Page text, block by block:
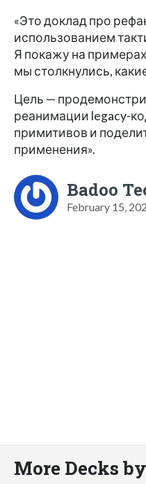
«Это доклад про
использованием
Я покажу на
мы столкнулись,
Цель —
реанимации legacy-
примитивов и
применения».
Badoo
February 15,
More Decks